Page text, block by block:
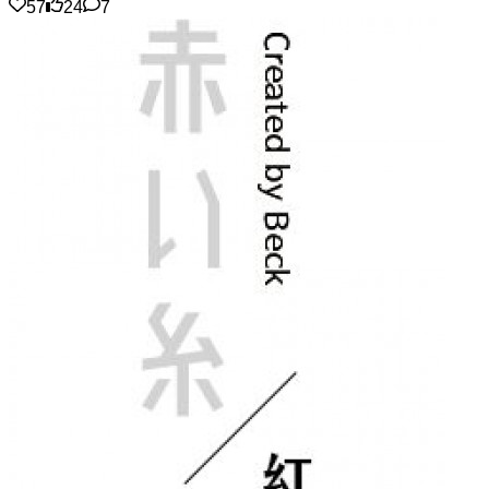
57 24 7